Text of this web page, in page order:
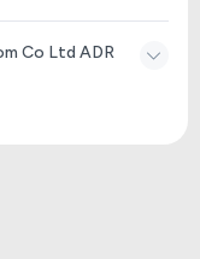
Co Ltd ADR